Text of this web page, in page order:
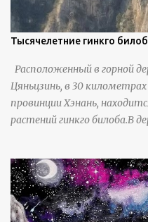
Тысячелетние гинкго
Расположенный в горной
Цяньцзинь, в 30
провинции Хэнань,
растений гинкго билоба.В
тысячи лет. источник
https://www.sohu.com/a/